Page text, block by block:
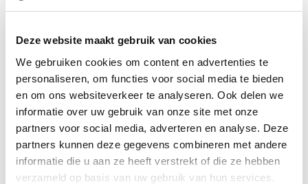
Deze website maakt gebruik van cookies
We gebruiken cookies om content en advertenties te
personaliseren, om functies voor social media te bieden
en om ons websiteverkeer te analyseren. Ook delen we
informatie over uw gebruik van onze site met onze
partners voor social media, adverteren en analyse. Deze
partners kunnen deze gegevens combineren met andere
informatie die u aan ze heeft verstrekt of die ze hebben
verzameld op basis van uw gebruik van hun services.
Snelle levering
Snel naar
Meer informatie
Maatvoering koppeling 1" x 40mm